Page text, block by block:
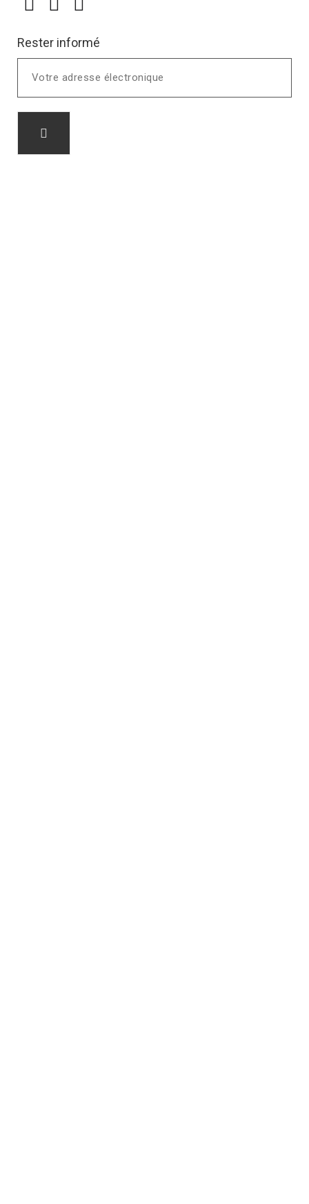
Rester informé